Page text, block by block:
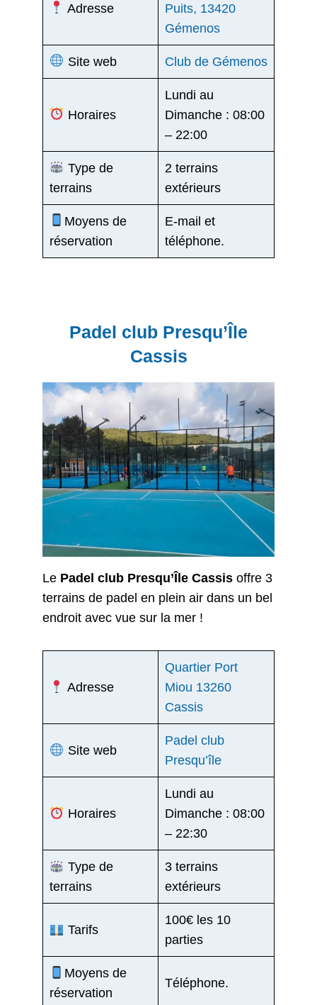
Adresse
Puits, 13420
Gémenos
Site web Club de Gémenos
Horaires
Lundi au
Dimanche : 08:00
– 22:00
Type de
terrains
2 terrains
extérieurs
Moyens de
réservation
E-mail et
téléphone.
Padel club Presqu’Île
Cassis
Le Padel club Presqu’Île Cassis offre 3
terrains de padel en plein air dans un bel
endroit avec vue sur la mer !
Adresse
Quartier Port
Miou 13260
Cassis
Site web
Padel club
Presqu’île
Horaires
Lundi au
Dimanche : 08:00
– 22:30
Type de
terrains
3 terrains
extérieurs
Tarifs
100€ les 10
parties
Moyens de
réservation
Téléphone.